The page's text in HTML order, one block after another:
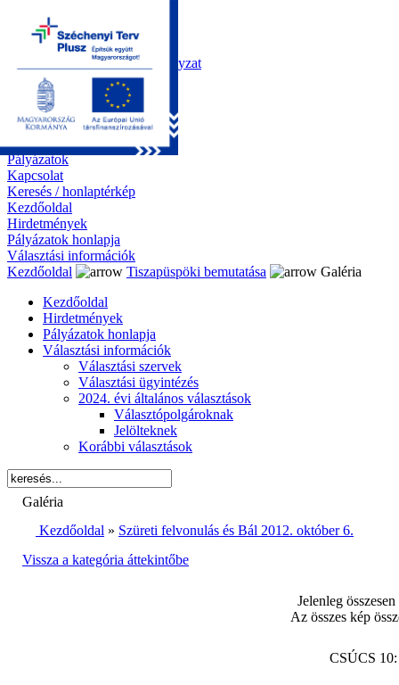
Kezdőoldal
Önkormányzat
Polgármesteri Hivatal
Roma Nemzetiségi Önkormányzat
Elektronikus ügyintézés
Közérdekű információk
Tiszapüspöki bemutatása
Galéria
Díjazottaink
Pályázatok
Kapcsolat
Keresés / honlaptérkép
Kezdőoldal
Hirdetmények
Pályázatok honlapja
Választási információk
Kezdőoldal
Tiszapüspöki bemutatása
Galéria
Kezdőoldal
Hirdetmények
Pályázatok honlapja
Választási információk
Választási szervek
Választási ügyintézés
2024. évi általános választások
Választópolgároknak
Jelölteknek
Korábbi választások
Galéria
Kezdőoldal » Szüreti felvonulás és Bál 2012. október 6.
Vissza a kategória áttekintőbe
Jelenleg
Az összes kép
CSÚCS